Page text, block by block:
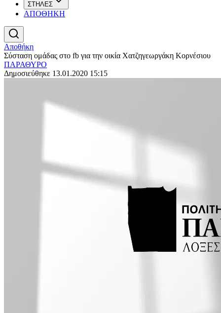
ΣΤΗΛΕΣ
ΑΠΟΘΗΚΗ
Αποθήκη
Σύσταση ομάδας στο fb για την οικία Χατζηγεωργάκη Κορνέσιου
ΠΑΡΑΘΥΡΟ
Δημοσιεύθηκε 13.01.2020 15:15